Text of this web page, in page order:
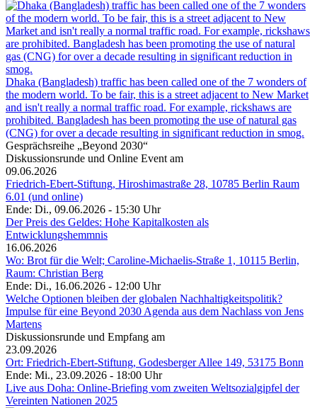
Dhaka (Bangladesh) traffic has been called one of the 7 wonders of
the modern world. To be fair, this is a street adjacent to New Market
and isn't really a normal traffic road. For example, rickshaws are
prohibited. Bangladesh has been promoting the use of natural gas
(CNG) for over a decade resulting in significant reduction in smog.
Gesprächsreihe „Beyond 2030“
Diskussionsrunde und Online Event am
09.06.2026
Friedrich-Ebert-Stiftung, Hiroshimastraße 28, 10785 Berlin Raum
6.01 (und online)
Ende: Di., 09.06.2026 - 15:30 Uhr
Der Preis des Geldes: Hohe Kapitalkosten als
Entwicklungshemmnis
16.06.2026
Wo: Brot für die Welt; Caroline-Michaelis-Straße 1, 10115 Berlin,
Raum: Christian Berg
Ende: Di., 16.06.2026 - 12:00 Uhr
Welche Optionen bleiben der globalen Nachhaltigkeitspolitik?
Impulse für eine Beyond 2030 Agenda aus dem Nachlass von Jens
Martens
Diskussionsrunde und Empfang am
23.09.2026
Ort: Friedrich-Ebert-Stiftung, Godesberger Allee 149, 53175 Bonn
Ende: Mi., 23.09.2026 - 18:00 Uhr
Live aus Doha: Online-Briefing vom zweiten Weltsozialgipfel der
Vereinten Nationen 2025